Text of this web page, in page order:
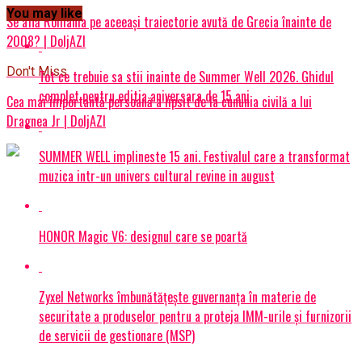
Se află România pe aceeași traiectorie avută de Grecia înainte de
2008? | DoljAZI
Don't Miss
Cea mai importantă persoană a lipsit de la cununia civilă a lui
Dragnea Jr | DoljAZI
You may like
Tot ce trebuie sa stii inainte de Summer Well 2026. Ghidul
complet pentru editia aniversara de 15 ani
SUMMER WELL implineste 15 ani. Festivalul care a transformat
muzica intr-un univers cultural revine in august
HONOR Magic V6: designul care se poartă
Zyxel Networks îmbunătățește guvernanța în materie de
securitate a produselor pentru a proteja IMM-urile și furnizorii
de servicii de gestionare (MSP)